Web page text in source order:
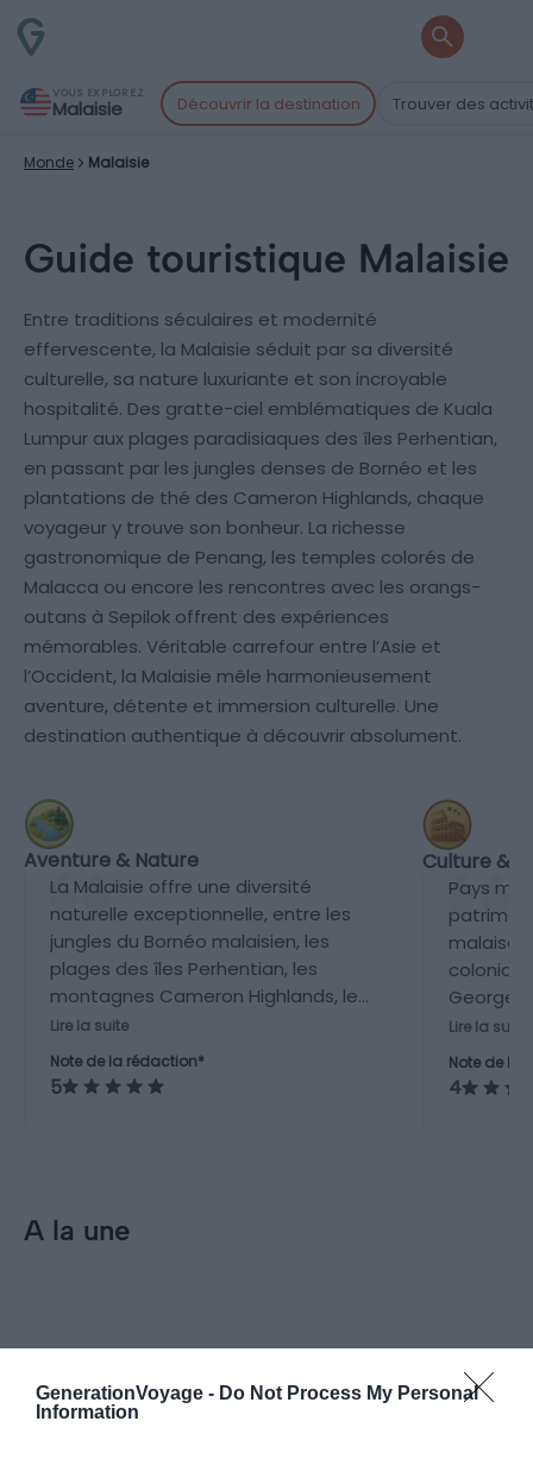
GenerationVoyage - Do Not Process My Personal
Information
VOUS EXPLOREZ
Malaisie Découvrir la destination Trouver des
Monde Malaisie
Guide touristique Malaisie
Entre traditions séculaires et modernité
effervescente, la Malaisie séduit par sa diversité
culturelle, sa nature luxuriante et son incroyable
hospitalité. Des gratte-ciel emblématiques de Kuala
Lumpur aux plages paradisiaques des îles Perhentian,
en passant par les jungles denses de Bornéo et les
plantations de thé des Cameron Highlands, chaque
voyageur y trouve son bonheur. La richesse
gastronomique de Penang, les temples colorés de
Malacca ou encore les rencontres avec les orangs-
outans à Sepilok offrent des expériences
mémorables. Véritable carrefour entre l’Asie et
l’Occident, la Malaisie mêle harmonieusement
aventure, détente et immersion culturelle. Une
destination authentique à découvrir absolument.
Aventure & Nature
La Malaisie offre une diversité
naturelle exceptionnelle, entre les
jungles du Bornéo malaisien, les
plages des îles Perhentian, les
montagnes Cameron Highlands, les
parcs nationaux comme Taman
Negara et les nombreuses
possibilités de plongée, randonnée
Lire la suite
Note de la rédaction*
5
Culture &
Pays
malaise,
classées
reflétant
Lire la suite
Note de la
4
A la une
(Malaisie)
Pour aller plus loin